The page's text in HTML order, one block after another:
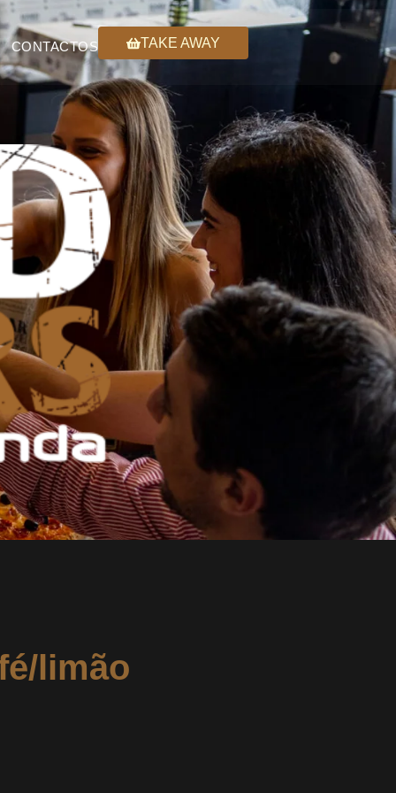
CONTACTOS TAKE AWAY
limão